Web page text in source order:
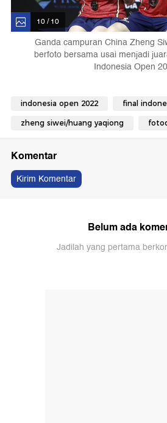
10 / 10
Ganda campuran China Zheng
berfoto bersama usai menjadi
Indonesia Open
indonesia open 2022 final
zheng siwei/huang yaqiong
Komentar
Kirim Komentar
Belum ada
Jadilah yang pertama